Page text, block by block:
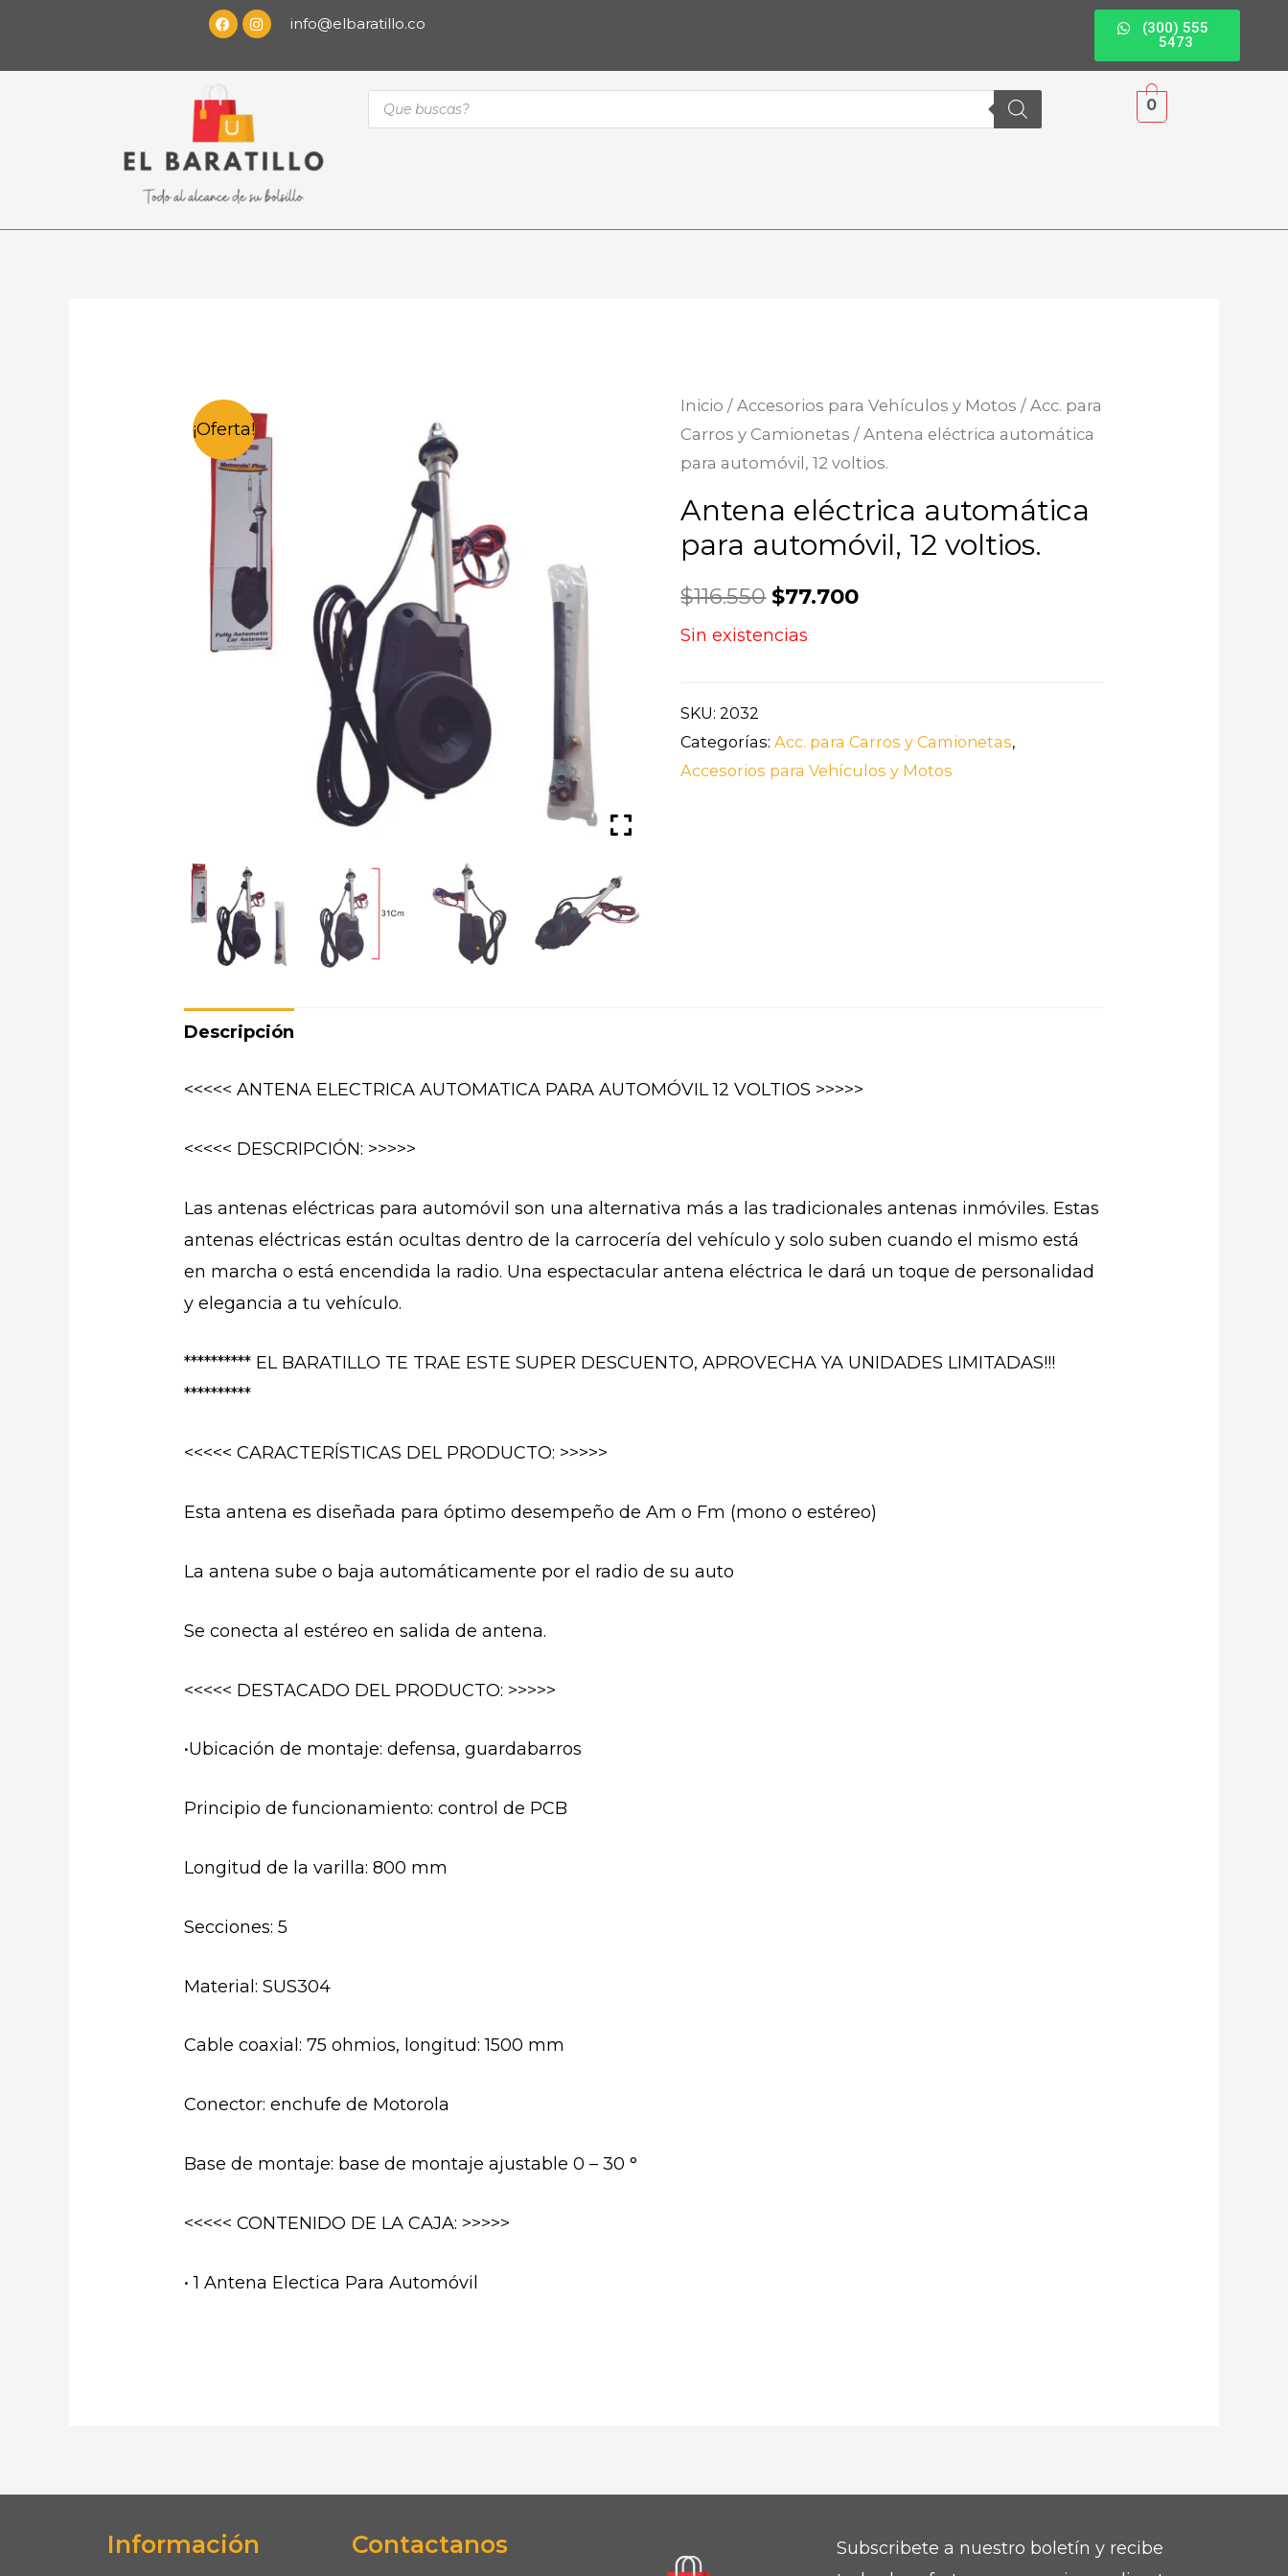
info@elbaratillo.co
(300) 555
5473
0
¡Oferta!
Inicio /Accesorios para Vehículos y Motos /Acc. para
Carros y Camionetas / Antena eléctrica automática
para automóvil, 12 voltios.
Antena eléctrica automática
para automóvil, 12 voltios.
$116.550 $77.700
Sin existencias
SKU:2032
Categorías:Acc. para Carros y Camionetas,
Accesorios para Vehículos y Motos
Descripción
<<<<< ANTENA ELECTRICA AUTOMATICA PARA AUTOMÓVIL 12 VOLTIOS >>>>>
<<<<< DESCRIPCIÓN: >>>>>
Las antenas eléctricas para automóvil son una alternativa más a las tradicionales antenas inmóviles. Estas
antenas eléctricas están ocultas dentro de la carrocería del vehículo y solo suben cuando el mismo está
en marcha o está encendida la radio. Una espectacular antena eléctrica le dará un toque de personalidad
y elegancia a tu vehículo.
********** EL BARATILLO TE TRAE ESTE SUPER DESCUENTO, APROVECHA YA UNIDADES LIMITADAS!!!
**********
<<<<< CARACTERÍSTICAS DEL PRODUCTO: >>>>>
Esta antena es diseñada para óptimo desempeño de Am o Fm (mono o estéreo)
La antena sube o baja automáticamente por el radio de su auto
Se conecta al estéreo en salida de antena.
<<<<< DESTACADO DEL PRODUCTO: >>>>>
•Ubicación de montaje: defensa, guardabarros
Principio de funcionamiento: control de PCB
Longitud de la varilla: 800 mm
Secciones: 5
Material: SUS304
Cable coaxial: 75 ohmios, longitud: 1500 mm
Conector: enchufe de Motorola
Base de montaje: base de montaje ajustable 0 – 30 °
<<<<< CONTENIDO DE LA CAJA: >>>>>
• 1 Antena Electica Para Automóvil
Información Contactanos
Subscribete a nuestro boletín y recibe